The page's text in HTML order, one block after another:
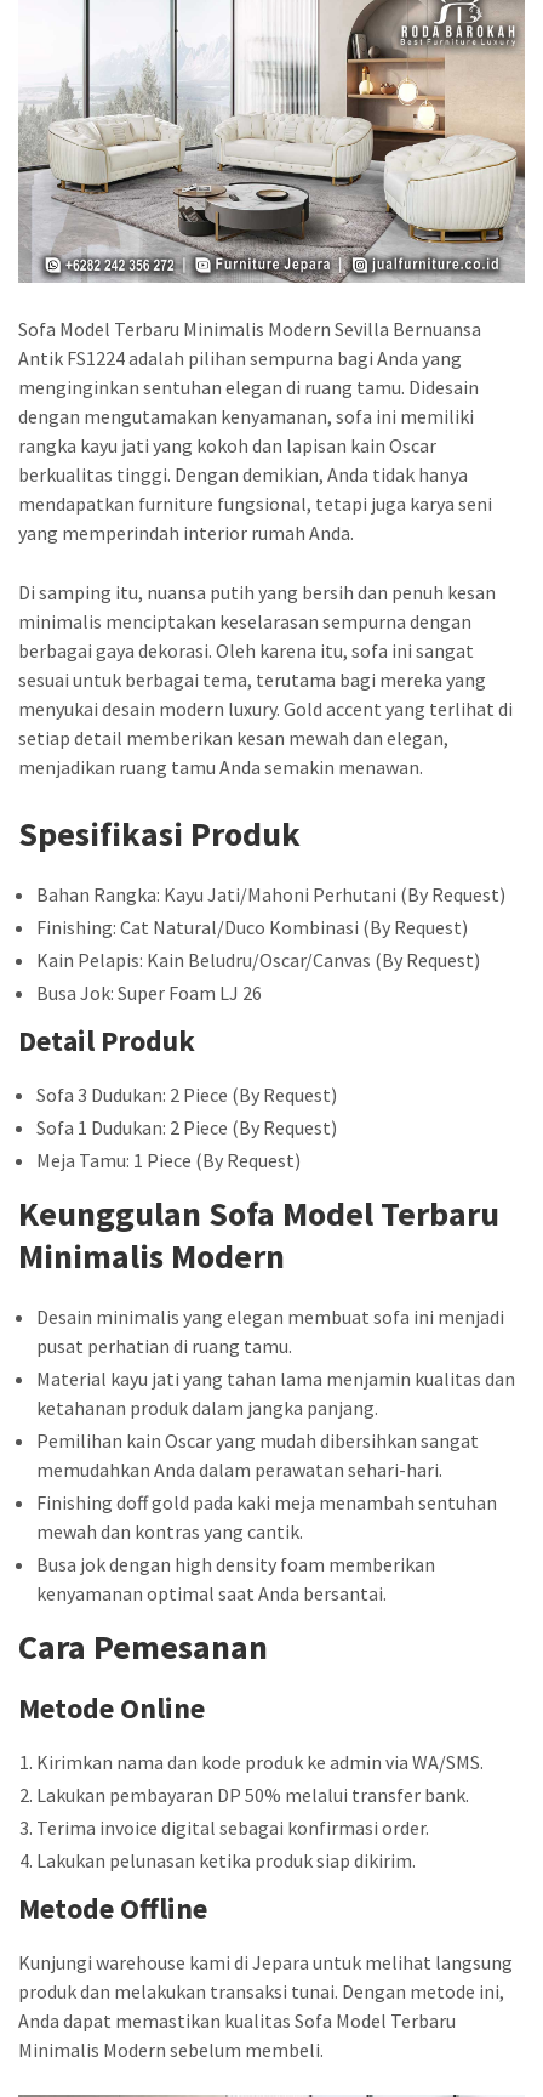
Sofa Model Terbaru Minimalis Modern Sevilla Bernuansa
Antik FS1224 adalah pilihan sempurna bagi Anda yang
menginginkan sentuhan elegan di ruang tamu. Didesain
dengan mengutamakan kenyamanan, sofa ini memiliki
rangka kayu jati yang kokoh dan lapisan kain Oscar
berkualitas tinggi. Dengan demikian, Anda tidak hanya
mendapatkan furniture fungsional, tetapi juga karya seni
yang memperindah interior rumah Anda.
Di samping itu, nuansa putih yang bersih dan penuh kesan
minimalis menciptakan keselarasan sempurna dengan
berbagai gaya dekorasi. Oleh karena itu, sofa ini sangat
sesuai untuk berbagai tema, terutama bagi mereka yang
menyukai desain modern luxury. Gold accent yang terlihat di
setiap detail memberikan kesan mewah dan elegan,
menjadikan ruang tamu Anda semakin menawan.
Spesifikasi Produk
Bahan Rangka: Kayu Jati/Mahoni Perhutani (By Request)
Finishing: Cat Natural/Duco Kombinasi (By Request)
Kain Pelapis: Kain Beludru/Oscar/Canvas (By Request)
Busa Jok: Super Foam LJ 26
Detail Produk
Sofa 3 Dudukan: 2 Piece (By Request)
Sofa 1 Dudukan: 2 Piece (By Request)
Meja Tamu: 1 Piece (By Request)
Keunggulan Sofa Model Terbaru
Minimalis Modern
Desain minimalis yang elegan membuat sofa ini menjadi
pusat perhatian di ruang tamu.
Material kayu jati yang tahan lama menjamin kualitas dan
ketahanan produk dalam jangka panjang.
Pemilihan kain Oscar yang mudah dibersihkan sangat
memudahkan Anda dalam perawatan sehari-hari.
Finishing doff gold pada kaki meja menambah sentuhan
mewah dan kontras yang cantik.
Busa jok dengan high density foam memberikan
kenyamanan optimal saat Anda bersantai.
Cara Pemesanan
Metode Online
Kirimkan nama dan kode produk ke admin via WA/SMS.
Lakukan pembayaran DP 50% melalui transfer bank.
Terima invoice digital sebagai konfirmasi order.
Lakukan pelunasan ketika produk siap dikirim.
Metode Offline
Kunjungi warehouse kami di Jepara untuk melihat langsung
produk dan melakukan transaksi tunai. Dengan metode ini,
Anda dapat memastikan kualitas Sofa Model Terbaru
Minimalis Modern sebelum membeli.